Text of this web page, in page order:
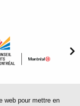
web pour mettre en